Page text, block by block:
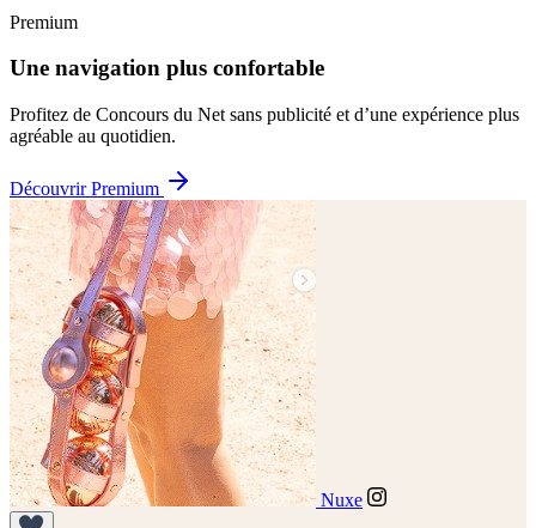
Premium
Une navigation plus confortable
Profitez de Concours du Net sans publicité et d’une expérience plus
agréable au quotidien.
Découvrir Premium
Nuxe